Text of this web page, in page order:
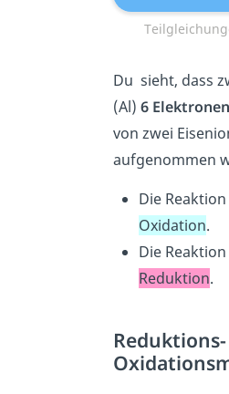
Du sieht, dass
(Al) 6 Elektronen
von zwei
aufgenommen
Die
Oxidation.
Die
Reduktion.